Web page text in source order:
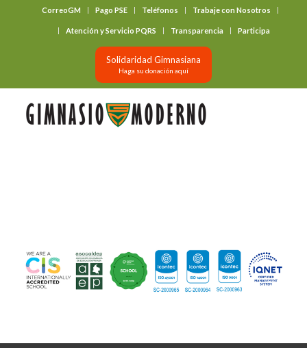
CorreoGM Pago PSE Teléfonos Trabaje con Nosotros
Atención y Servicio PQRS Transparencia Participa
Solidaridad Gimnasiana
Haga su donación aquí